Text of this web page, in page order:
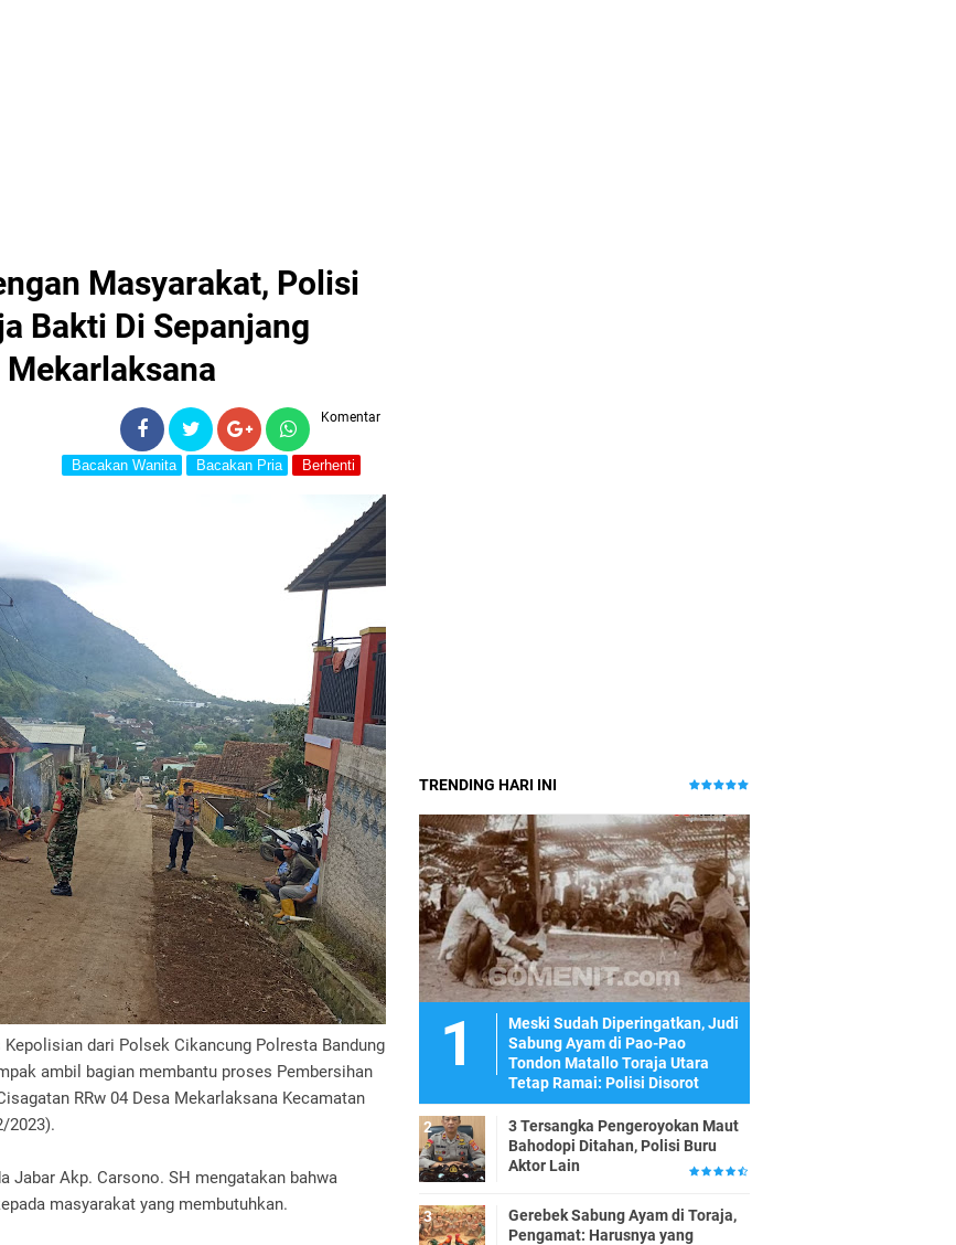
Masyarakat, Polisi
Bakti Di Sepanjang
Komentar
Bacakan Wanita Bacakan Pria Berhenti
Kepolisian dari Polsek Cikancung Polresta Bandung
ambil bagian membantu proses Pembersihan
RRw 04 Desa Mekarlaksana Kecamatan
2023).
Jabar Akp. Carsono. SH mengatakan bahwa
masyarakat yang membutuhkan.
TRENDING HARI INI
Meski Sudah Diperingatkan, Judi
Sabung Ayam di Pao-Pao
Tondon Matallo Toraja Utara
Tetap Ramai: Polisi Disorot
3 Tersangka Pengeroyokan Maut
Bahodopi Ditahan, Polisi Buru
Aktor Lain
Gerebek Sabung Ayam di Toraja,
Pengamat: Harusnya yang